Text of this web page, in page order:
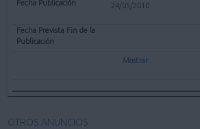
24/05/2010
Mostrar
OTROS ANUNCIOS